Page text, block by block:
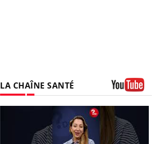
LA CHAÎNE SANTÉ